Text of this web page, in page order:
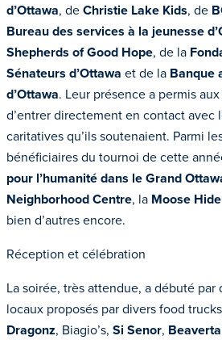
d’Ottawa, deChristie Lake Kids, de
Bureau des services à la jeunesse
Shepherds of Good Hope, de la
Sénateurs d’Ottawa et de la Banque
d’Ottawa. Leur présence a permis
d’entrer directement en contact avec
caritatives qu’ils soutenaient. Parmi
bénéficiaires du tournoi de cette
pour l’humanité dans le Grand
Neighborhood Centre, la Moose
bien d’autres encore.
Réception et célébration
La soirée, très attendue, a débuté
locaux proposés par divers food
Dragonz, Biagio’s, Si Senor,